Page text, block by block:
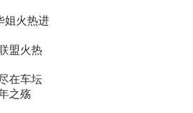
姐火热进
盟火热
在车坛
之殇